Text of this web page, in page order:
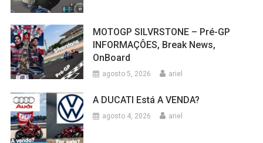
MOTOGP SILVRSTONE – Pré-GP
INFORMAÇÔES, Break News,
OnBoard
agosto 5, 2026 ariel
A DUCATI Está A VENDA?
agosto 4, 2026 ariel